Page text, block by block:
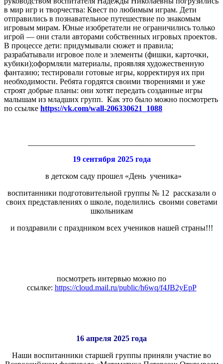
в мир игр и творчества: Квест по любимым играм. Дети
отправились в познавательное путешествие по знакомым
игровым мирам. Юные изобретатели не ограничились только
игрой — они стали авторами собственных игровых проектов.
В процессе дети: придумывали сюжет и правила;
разрабатывали игровое поле и элементы (фишки, карточки,
кубики);оформляли материалы, проявляя художественную
фантазию; тестировали готовые игры, корректируя их при
необходимости. Ребята гордятся своими творениями и уже
строят добрые планы: они хотят передать созданные игры
малышам из младших групп. Как это было можно посмотреть
по ссылке https://vk.com/wall-206330621_1088
19 сентября 2025 года
в детском саду прошел «День ученика»
воспитанники подготовительной группы № 12 рассказали о
своих представлениях о школе, поделились своими советами
школьникам
и поздравили с праздником всех учеников нашей страны!!!
посмотреть интервью можно по
ссылке: https://cloud.mail.ru/public/h6wq/f4JB2yEpP
16 апреля 2025 года
Наши воспитанники старшей группы приняли участие во